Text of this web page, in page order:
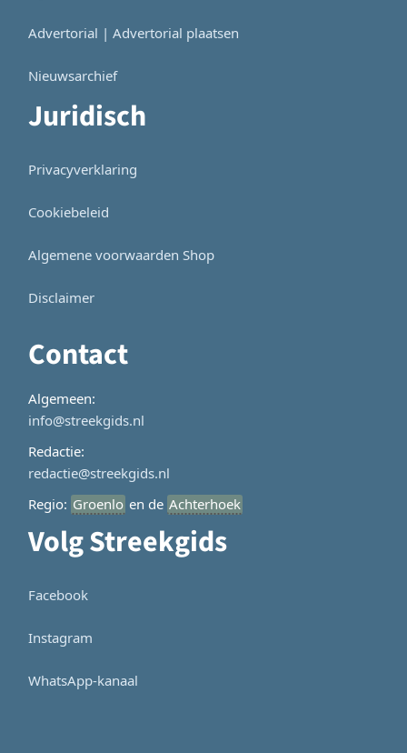
Advertorial | Advertorial plaatsen
Nieuwsarchief
Juridisch
Privacyverklaring
Cookiebeleid
Algemene voorwaarden Shop
Disclaimer
Contact
Algemeen:
info@streekgids.nl
Redactie:
redactie@streekgids.nl
Regio: Groenlo en de Achterhoek
Volg Streekgids
Facebook
Instagram
WhatsApp-kanaal